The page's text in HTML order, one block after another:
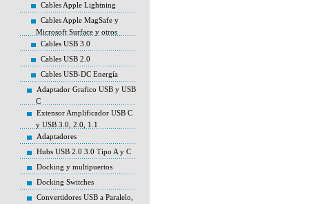
Cables Apple Lightning
Cables Apple MagSafe y
Microsoft Surface y otros
Cables USB 3.0
Cables USB 2.0
Cables USB-DC Energía
Adaptador Grafico USB y USB
C
Extensor Amplificador USB C
y USB 3.0, 2.0, 1.1
Adaptadores
Hubs USB 2.0 3.0 Tipo A y C
Docking y multipuertos
Docking Switches
Convertidores USB a Paralelo,